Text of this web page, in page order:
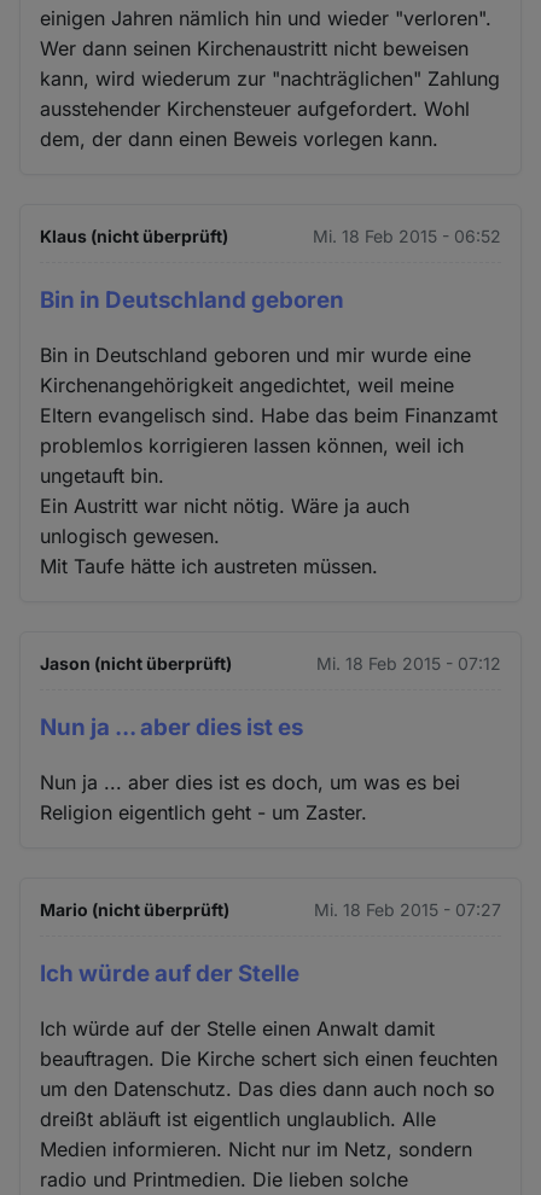
einigen Jahren nämlich hin und wieder "verloren".
Wer dann seinen Kirchenaustritt nicht beweisen
kann, wird wiederum zur "nachträglichen" Zahlung
ausstehender Kirchensteuer aufgefordert. Wohl
dem, der dann einen Beweis vorlegen kann.
Klaus (nicht überprüft) Mi. 18 Feb 2015 - 06:52
Bin in Deutschland geboren
Bin in Deutschland geboren und mir wurde eine
Kirchenangehörigkeit angedichtet, weil meine
Eltern evangelisch sind. Habe das beim Finanzamt
problemlos korrigieren lassen können, weil ich
ungetauft bin.
Ein Austritt war nicht nötig. Wäre ja auch
unlogisch gewesen.
Mit Taufe hätte ich austreten müssen.
Jason (nicht überprüft) Mi. 18 Feb 2015 - 07:12
Nun ja ... aber dies ist es
Nun ja ... aber dies ist es doch, um was es bei
Religion eigentlich geht - um Zaster.
Mario (nicht überprüft) Mi. 18 Feb 2015 - 07:27
Ich würde auf der Stelle
Ich würde auf der Stelle einen Anwalt damit
beauftragen. Die Kirche schert sich einen feuchten
um den Datenschutz. Das dies dann auch noch so
dreißt abläuft ist eigentlich unglaublich. Alle
Medien informieren. Nicht nur im Netz, sondern
radio und Printmedien. Die lieben solche